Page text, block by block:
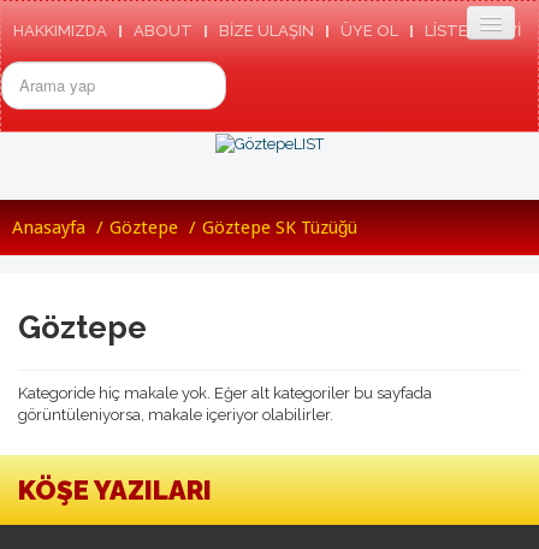
HAKKIMIZDA ABOUT BİZE ULAŞIN ÜYE OL LÍSTE ARSIVI
arama...
ANASAYFA
GÖZTEPE
RESMI SITE
ETKINLIKLER
BASINDA GÖZTEPE
GÖZTEPE'NIN ENLERI
KÜNYE/TEMSILCILIKLER
Anasayfa / Göztepe / Göztepe SK Tüzüğü
Göztepe
Kategoride hiç makale yok. Eğer alt kategoriler bu sayfada
görüntüleniyorsa, makale içeriyor olabilirler.
KÖŞE YAZILARI